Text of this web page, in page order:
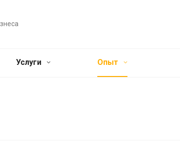
Услуги Опыт